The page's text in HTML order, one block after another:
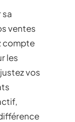
sa
ventes
compte
les
vos